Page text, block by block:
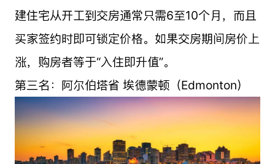
建住宅从开工到交房通常只需6至10个月，而且
买家签约时即可锁定价格。如果交房期间房价上
涨，购房者等于“入住即升值”。
第三名：阿尔伯塔省 埃德蒙顿（Edmonton）